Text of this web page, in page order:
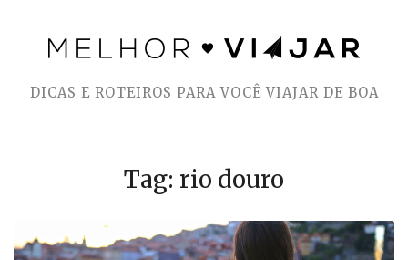
content
DICAS E ROTEIROS PARA VOCÊ VIAJAR DE BOA
Tag: rio douro